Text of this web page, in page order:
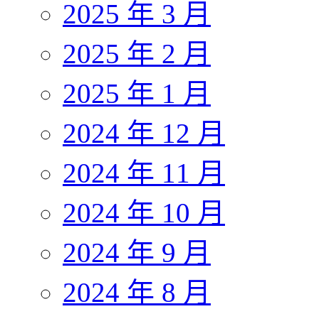
2025 年 3 月
2025 年 2 月
2025 年 1 月
2024 年 12 月
2024 年 11 月
2024 年 10 月
2024 年 9 月
2024 年 8 月